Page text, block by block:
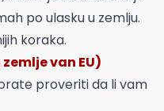
po ulasku u zemlju.
koraka.
van EU)
proveriti da li vam